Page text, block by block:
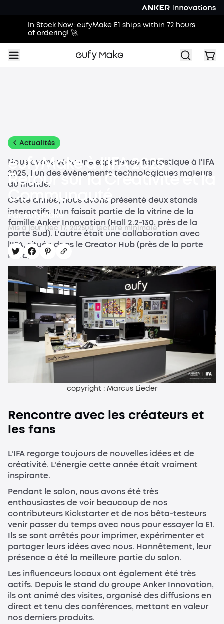
In Stock Now: eufyMake E1 ships within 72 hours
of ordering! 🚀
Actualités
eufyMake à l'IFA 2025 :
Retour sur la Créativité et la
Communauté
Par eufyMake
Mis à jour Dec 17, 202500 lecture minimale
Nous avons vécu une expérience fantastique à l'IFA
2025, l'un des événements technologiques majeurs
au monde.
Cette année, nous avons présenté deux stands
interactifs. L'un faisait partie de la vitrine de la
famille Anker Innovation (Hall 2.2-130, près de la
porte Sud). L'autre était une collaboration avec
l'IFA, située dans le Creator Hub (près de la porte
Nord).
copyright : Marcus Lieder
Rencontre avec les créateurs et
les fans
L'IFA regorge toujours de nouvelles idées et de
créativité. L'énergie cette année était vraiment
inspirante.
Pendant le salon, nous avons été très
enthousiastes de voir beaucoup de nos
contributeurs Kickstarter et de nos bêta-testeurs
venir passer du temps avec nous pour essayer la E1.
Ils se sont arrêtés pour imprimer, expérimenter et
partager leurs idées avec nous. Honnêtement, leur
présence a été la meilleure partie du salon.
Les influenceurs locaux ont également été très
actifs. Depuis le stand du groupe Anker Innovation,
ils ont animé des visites, organisé des diffusions en
direct et tenu des conférences, mettant en valeur
nos derniers produits.